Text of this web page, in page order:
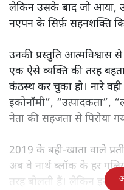
लेकिन उसके बाद जो आया,
नएपन के सिर्फ़ सहनशक्ति
उनकी प्रस्तुति आत्मविश्वास
एक ऐसे व्यक्ति की तरह
कंठस्थ कर चुका हो। नारे
इकोनॉमी”,
नेता की सहजता से पिरोया
2019 के बही‑खाता वाले
अब वे नार्थ ब्लॉक के हर
तरह बोलती हैं। लेकिन इस